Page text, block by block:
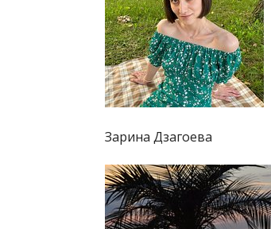
Зарина Дзагоева